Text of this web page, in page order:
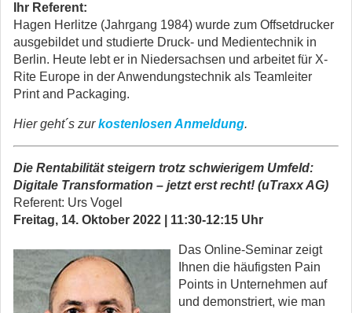
Ihr Referent:
Hagen Herlitze (Jahrgang 1984) wurde zum Offsetdrucker
ausgebildet und studierte Druck- und Medientechnik in
Berlin. Heute lebt er in Niedersachsen und arbeitet für X-
Rite Europe in der Anwendungstechnik als Teamleiter
Print and Packaging.
Hier geht´s zurkostenlosen Anmeldung.
Die Rentabilität steigern trotz schwierigem Umfeld:
Digitale Transformation – jetzt erst recht! (uTraxx AG)
Referent: Urs Vogel
Freitag, 14. Oktober 2022 | 11:30-12:15 Uhr
Das Online-Seminar zeigt
Ihnen die häufigsten Pain
Points in Unternehmen auf
und demonstriert, wie man